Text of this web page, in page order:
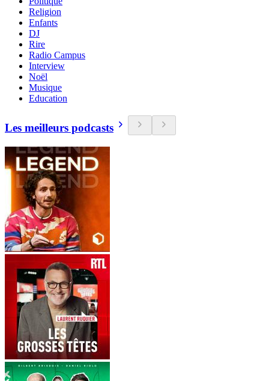
Religion
Enfants
DJ
Rire
Radio Campus
Interview
Noël
Musique
Education
Les meilleurs podcasts